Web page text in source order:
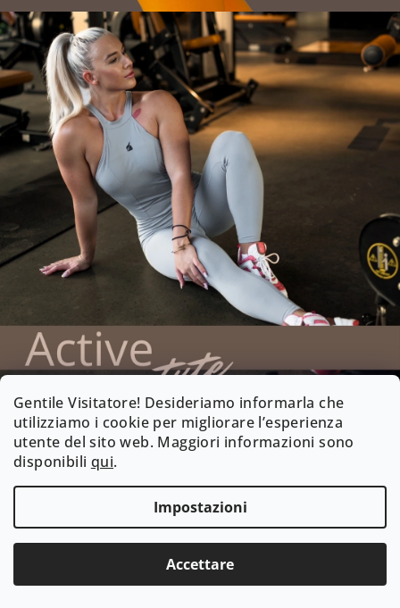
Gentile Visitatore! Desideriamo informarla che
utilizziamo i cookie per migliorare l’esperienza
utente del sito web. Maggiori informazioni sono
disponibili qui.
Impostazioni
Accettare